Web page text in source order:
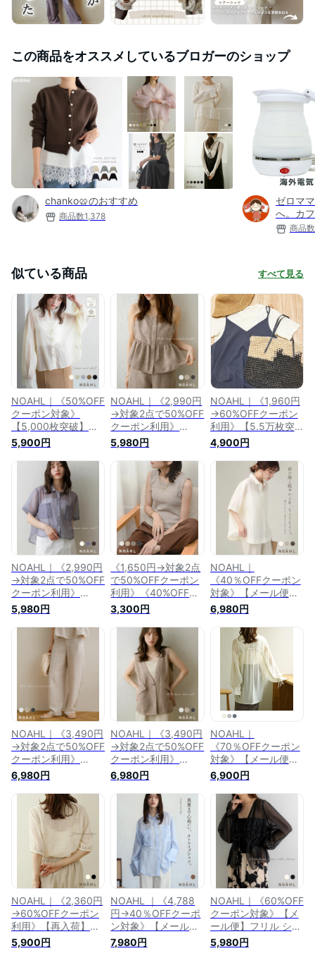
この商品をオススメしているブロガーのショップ
chanko🥨のおすすめ
商品数1,378
ゼロマ
へ。カ
商品数
似ている商品 すべて見る
NOAHL｜《50%OFF
クーポン対象》
【5,000枚突破】
【再入荷決定】【メ
ール便】接触冷感
UVカット シアーシ
ャツ レディース ト
ップス シャツ オー
バーシャツ ブラウス
UV 長袖 ピスタチオ
ラベンダー グレー
ブラウン 低身長 高
身長 夏 春 ノアル
5,900円
NOAHL｜《2,990円
→対象2点で50%OFF
クーポン利用》
《40%OFFクーポン
対象》再入荷
【3,000枚突破】
【メール便】MIX リ
ネン キャミソール
ビスチェ キャミ ト
ップス レディース
リネンライク ペプラ
ム レイヤード ベー
ジュ 黒 低身長 高身
長 ノアル 250430
5,980円
NOAHL｜《1,960円
→60%OFFクーポン
利用》【5.5万枚突
破】再入荷【メール
便】クラッシュ ジャ
ガード Tシャツ レデ
ィース トップス 半
袖 アイボリー ベー
ジュ ピスタチオ ブ
ラウン 低身長 高身
長 春 夏 ノアル
4,900円
NOAHL｜《2,990円
→対象2点で50%OFF
クーポン利用》
《40%OFFクーポン
対象》再入荷【メー
ル便】シャイニー シ
アーシャツ シャツ
トップス レディース
半袖 シアー ラメ 透
け感 シアートップス
ショート アイボリー
ブラウン ブルーグレ
ー 春 夏 ノアル
250528
5,980円
《1,650円→対象2点
で50%OFFクーポン
利用》《40%OFFク
ーポン対象》【2万
枚突破】【メール
便】リブ タンクトッ
プ レディース トッ
プス インナー タン
ク ノースリーブ 春
夏 黒 ノアル NOAHL
再入荷 【一部予約】
3,300円
NOAHL｜
《40％OFFクーポン
対象》【メール便】
シアーシャツ レディ
ース トップス 半袖
シャツ シワ加工 オ
ーバーシャツ ラウン
ドカット レディース
アイボリー グレージ
ュ ダークブラウン
高身長 夏 春 260422
0945
6,980円
NOAHL｜《3,490円
→対象2点で50%OFF
クーポン利用》
《40%OFFクーポン
対象》【5,000枚突
破】再入荷【メール
便】MIX リネン カー
ブパンツ レディース
パンツ ボトム カー
ブ リネンライク ワ
イドパンツ ワイド
ブラック 黒 低身長
高身長 春 夏 秋 ノア
ル 250430
6,980円
NOAHL｜《3,490円
→対象2点で50%OFF
クーポン利用》
《50%OFFクーポン
対象》再入荷【メー
ル便】MIX リネンラ
イク ベスト トップ
ス レディース ジレ
ノースリ MIXリネン
リネン風 ボタン レ
イヤード ライトベー
ジュ ベージュ ブラ
ック 黒 低身長 高身
長 ノアル 250514
6,980円
NOAHL｜
《70％OFFクーポン
対象》【メール便】
シアーシャツ レディ
ース トップス シャ
ツ オーバーシャツ
ブラウス ラメ 長袖
アイボリー ライトグ
レー ブルー 夏 春
240619
6,900円
NOAHL｜《2,360円
→60%OFFクーポン
利用》【再入荷】
【メール便】ブロッ
クシアー ブラウス
5,900円
NOAHL ｜《4,788
円→40％OFFクーポ
ン対象》【メール
便】ストライプ ビッ
グ シャツ トップス
7,980円
NOAHL｜《60%OFF
クーポン対象》【メ
ール便】フリル シア
ー ブラウス レディ
ース トップス 楊柳
5,980円